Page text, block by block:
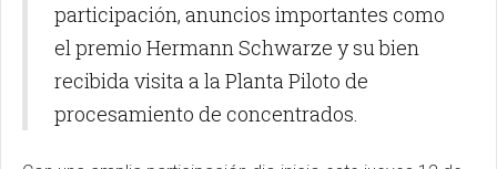
participación, anuncios importantes como
el premio HermannSchwarze y su bien
recibida visita a la Planta Piloto de
procesamiento de concentrados.